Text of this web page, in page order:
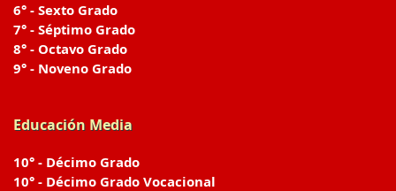
6° - Sexto Grado
7° - Séptimo Grado
8° - Octavo Grado
9° - Noveno Grado
Educación Media
10° - Décimo Grado
10° - Décimo Grado Vocacional